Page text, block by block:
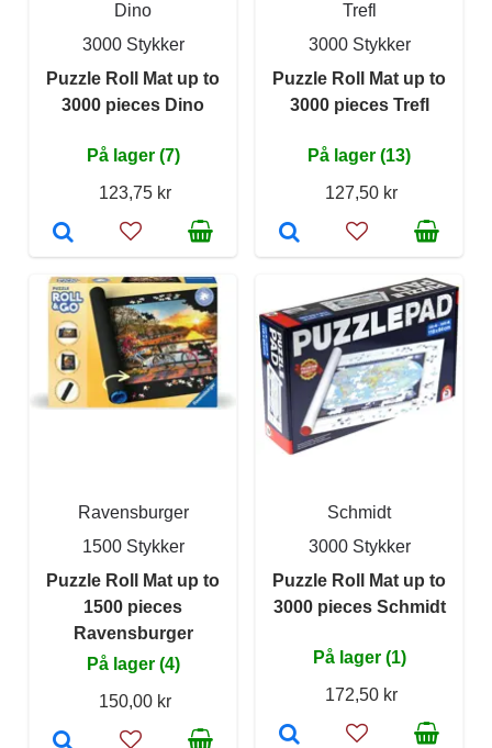
Dino
3000 Stykker
Puzzle Roll Mat up to
3000 pieces Dino
På lager (7)
123,75 kr
Trefl
3000 Stykker
Puzzle Roll Mat up to
3000 pieces Trefl
På lager (13)
127,50 kr
Ravensburger
1500 Stykker
Puzzle Roll Mat up to
1500 pieces
Ravensburger
På lager (4)
150,00 kr
Schmidt
3000 Stykker
Puzzle Roll Mat up to
3000 pieces Schmidt
På lager (1)
172,50 kr